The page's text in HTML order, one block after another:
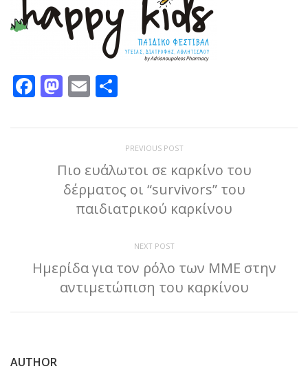
Facebook
Mastodon
Email
PREVIOUS POST
Πιο ευάλωτοι σε καρκίνο του
δέρματος οι “survivors” του
παιδιατρικού καρκίνου
NEXT POST
Ημερίδα για τον ρόλο των ΜΜΕ στην
αντιμετώπιση του καρκίνου
AUTHOR